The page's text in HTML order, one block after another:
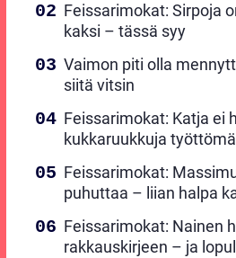
Feissarimokat: Sirpoja
kaksi – tässä syy
Vaimon piti olla
siitä vitsin
Feissarimokat: Katja ei
kukkaruukkuja
Feissarimokat:
puhuttaa – liian halpa
Feissarimokat: Nainen
rakkauskirjeen – ja